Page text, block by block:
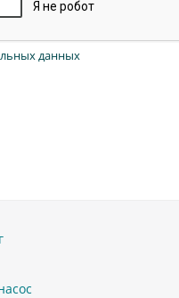
данных